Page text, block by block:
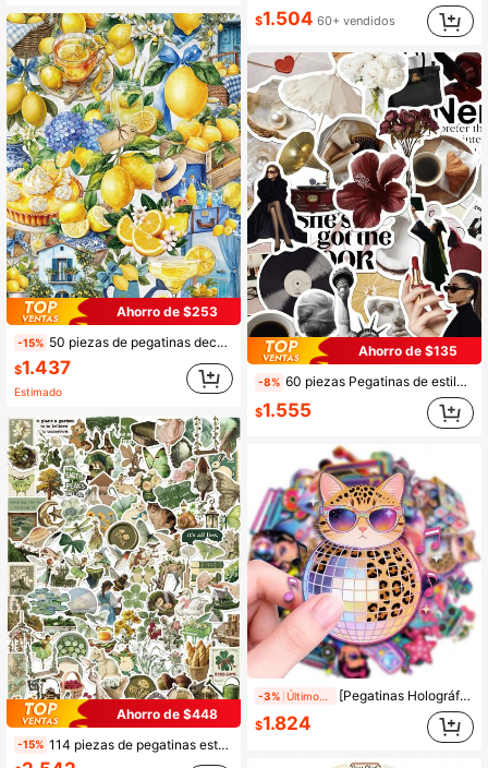
Ahorro de $253
-15% 50 piezas de pegatinas decorativas transparentes con tema de limón para portátil, equipaje, decoración DIY de planificador
$1.437
Estimado
Ahorro de $448
-15% 114 piezas de pegatinas estéticas de bosque verde vintage estilo cottagecore y fairycore, arte de naturaleza para sobres, teléfonos, papelería, planificadores, scrapbooking, diarios, botellas de agua, portátiles, regalos de cumpleaños, tarjetas, útiles escolares, manualidades DIY y recuerdos de fiesta
$1.504 60+ vendidos
Ahorro de $135
-8% 60 piezas Pegatinas de estilo minimalista para chica limpia de oficina, pegatinas decorativas para portátil, maleta, scrapbook, decoración DIY
$1.555
-3% [Pegatinas Holográficas] 50 piezas de pegatinas holográficas Y2K, serie de pegatinas estilo milenio Y2K. Ideal para portátil, botella de agua, teléfono, diario, álbum de recortes, parachoques, patineta, motocicleta, equipaje.
$1.824